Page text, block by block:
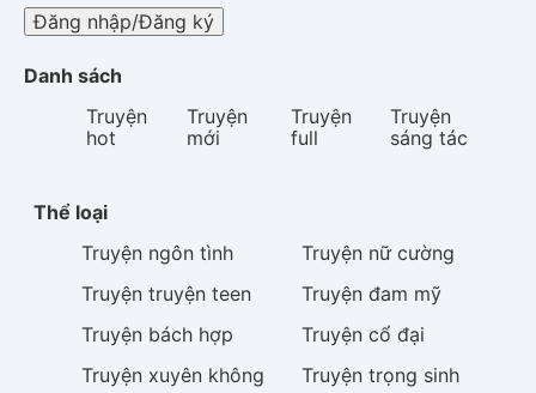
Đăng nhập/Đăng ký
Danh sách
Truyện
hot
Truyện
mới
Truyện
full
Truyện
sáng tác
Thể loại
Truyện ngôn tình Truyện nữ cường
Truyện truyện teen Truyện đam mỹ
Truyện bách hợp Truyện cổ đại
Truyện xuyên không Truyện trọng sinh